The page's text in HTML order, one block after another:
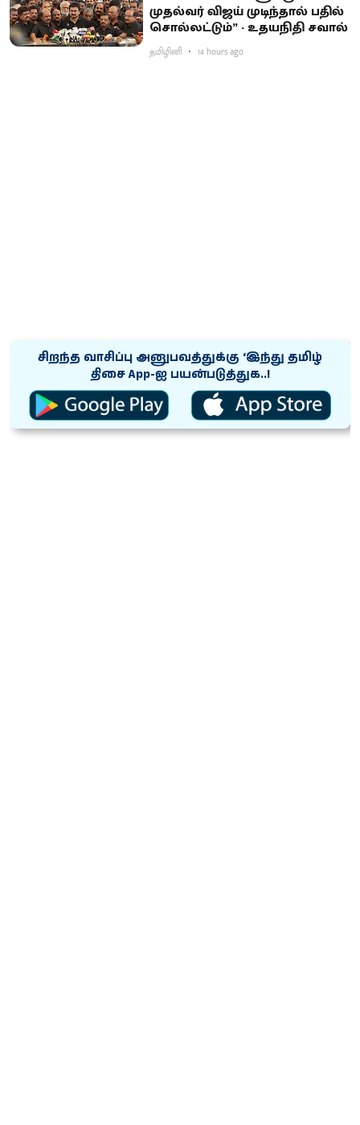
முதல்வர் விஜய் முடிந்தால் பதில்
சொல்லட்டும்” - உதயநிதி சவால்
தமிழினி 14 hours ago
சிறந்த வாசிப்பு அனுபவத்துக்கு ‘இந்து தமிழ்
திசை App-ஐ பயன்படுத்துக..!